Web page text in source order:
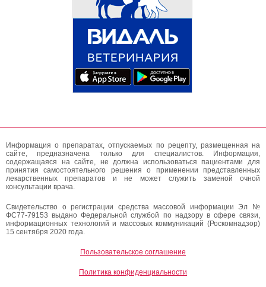
Информация о препаратах, отпускаемых по рецепту, размещенная на
сайте, предназначена только для специалистов. Информация,
содержащаяся на сайте, не должна использоваться пациентами для
принятия самостоятельного решения о применении представленных
лекарственных препаратов и не может служить заменой очной
консультации врача.
Свидетельство о регистрации средства массовой информации Эл №
ФС77-79153 выдано Федеральной службой по надзору в сфере связи,
информационных технологий и массовых коммуникаций (Роскомнадзор)
15 сентября 2020 года.
Пользовательское соглашение
Политика конфиденциальности